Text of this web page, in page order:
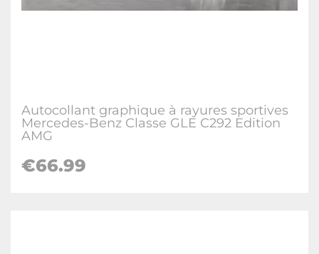
Autocollant graphique à rayures sportives
Mercedes-Benz Classe GLE C292 Edition
AMG
€66.99